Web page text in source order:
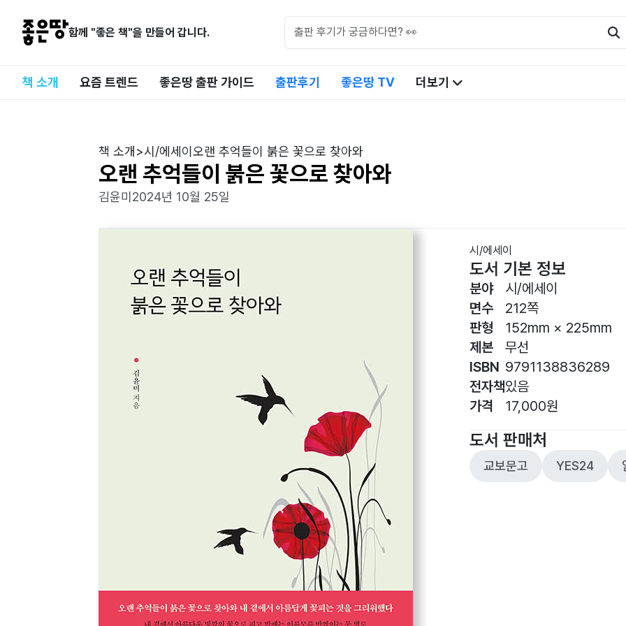
함께 "좋은 책"을 만들어 갑니다.
책 소개 요즘 트렌드 좋은땅 출판 가이드 출판후기 좋은땅 TV 더보기
책 소개 >시/에세이 오랜 추억들이 붉은 꽃으로 찾아와
오랜 추억들이 붉은 꽃으로 찾아와
김윤미 2024년 10월 25일
시/에세이
도서 기본 정보
분야
면수
판형
제본
ISBN
전자책
가격
시/에세이
212쪽
152mm × 225mm
무선
9791138836289
있음
17,000원
도서 판매처
교보문고 YES24